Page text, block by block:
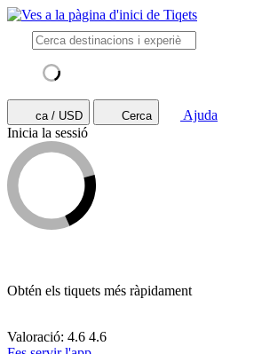
ca / USD Cerca
Ajuda
Inicia la sessió
Obtén els tiquets més ràpidament
Valoració: 4.6 4.6